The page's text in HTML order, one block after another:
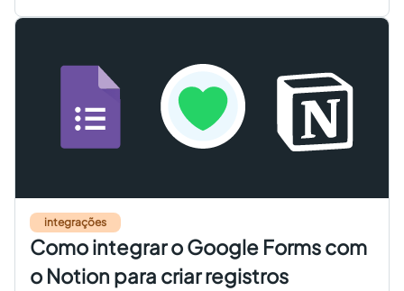
integrações
Como integrar o Google Forms com
o Notion para criar registros